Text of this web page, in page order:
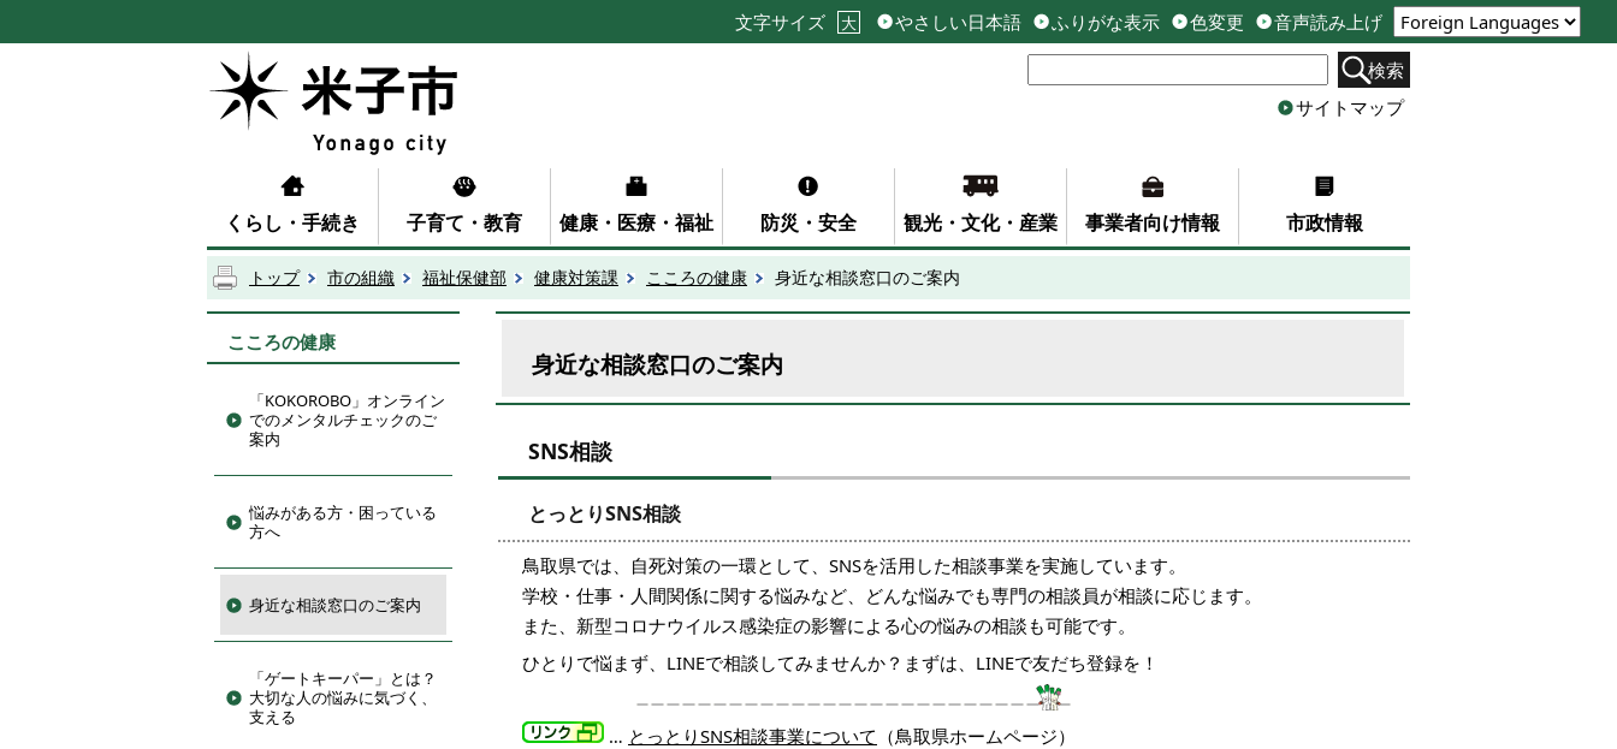
文字サイズ 大 やさしい日本語 ふりがな表示 色変更
音声読み上げ
検索
サイトマップ
くらし・手続き 子育て・教育 健康・医療・福祉 防災・安全 観光・文化・産業 事業者向け情報 市政情報
トップ 市の組織 福祉保健部 健康対策課 こころの健康 身近な相談窓口のご案内
こころの健康
「KOKOROBO」オンライン
でのメンタルチェックのご
案内
悩みがある方・困っている
方へ
身近な相談窓口のご案内
「ゲートキーパー」とは？
大切な人の悩みに気づく、
支える
身近な相談窓口のご案内
SNS相談
とっとりSNS相談
鳥取県では、自死対策の一環として、SNSを活用した相談事業を実施しています。
学校・仕事・人間関係に関する悩みなど、どんな悩みでも専門の相談員が相談に応じます。
また、新型コロナウイルス感染症の影響による心の悩みの相談も可能です。
ひとりで悩まず、LINEで相談してみませんか？まずは、LINEで友だち登録を！
… とっとりSNS相談事業について （鳥取県ホームページ）